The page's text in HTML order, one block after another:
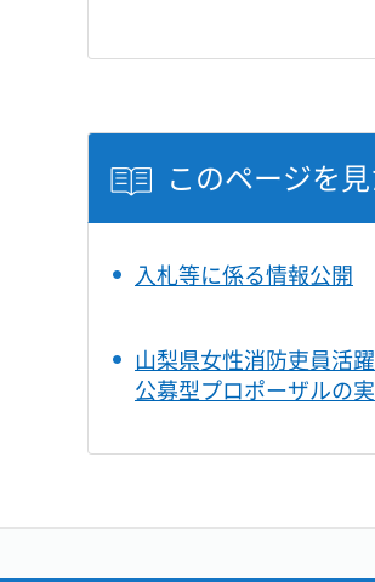
このページを
入札等に係る情報公開
山梨県女性消防吏員活
公募型プロポーザルの